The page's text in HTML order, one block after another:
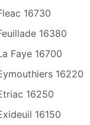
16730
16380
Faye 16700
16220
16250
16150